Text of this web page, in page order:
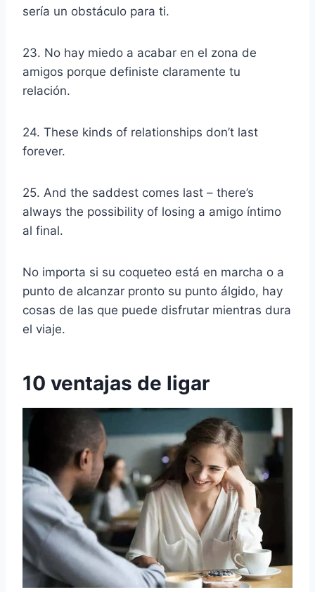
sería un obstáculo para ti.
23. No hay miedo a acabar en el zona de
amigos porque definiste claramente tu
relación.
24. These kinds of relationships don’t last
forever.
25. And the saddest comes last – there’s
always the possibility of losing a amigo íntimo
al final.
No importa si su coqueteo está en marcha o a
punto de alcanzar pronto su punto álgido, hay
cosas de las que puede disfrutar mientras dura
el viaje.
10 ventajas de ligar